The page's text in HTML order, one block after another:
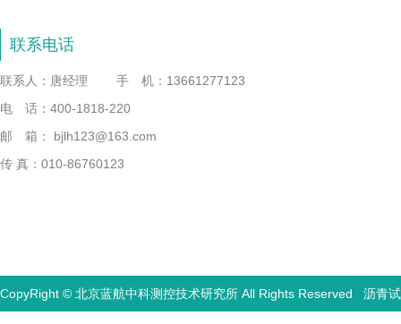
联系电话
联系人：唐经理
手 机：13661277123
电 话：400-1818-220
邮 箱： bjlh123@163.com
传 真：010-86760123
CopyRight © 北京蓝航中科测控技术研究所 All Rights Reserved 沥青